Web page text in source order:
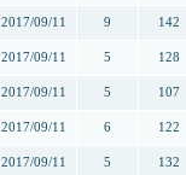
2017/09/11 9 142
2017/09/11 5 128
2017/09/11 5 107
2017/09/11 6 122
2017/09/11 5 132